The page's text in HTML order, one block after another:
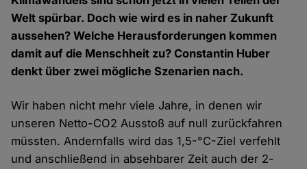
Welt spürbar. Doch wie wird es in naher Zukunft
aussehen? Welche Herausforderungen kommen
damit auf die Menschheit zu? Constantin Huber
denkt über zwei mögliche Szenarien nach.
Wir haben nicht mehr viele Jahre, in denen wir
unseren Netto-CO2 Ausstoß auf null zurückfahren
müssten. Andernfalls wird das 1,5-°C-Ziel verfehlt
und anschließend in absehbarer Zeit auch der 2-